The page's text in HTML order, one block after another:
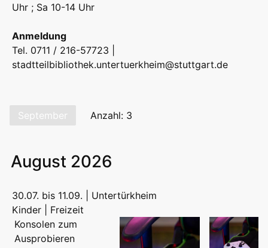
Uhr ; Sa 10-14 Uhr
Anmeldung
Tel. 0711 / 216-57723 |
stadtteilbibliothek.untertuerkheim@stuttgart.de
September Anzahl: 3
August 2026
30.07. bis 11.09. | Untertürkheim
Kinder | Freizeit
Konsolen zum
Ausprobieren